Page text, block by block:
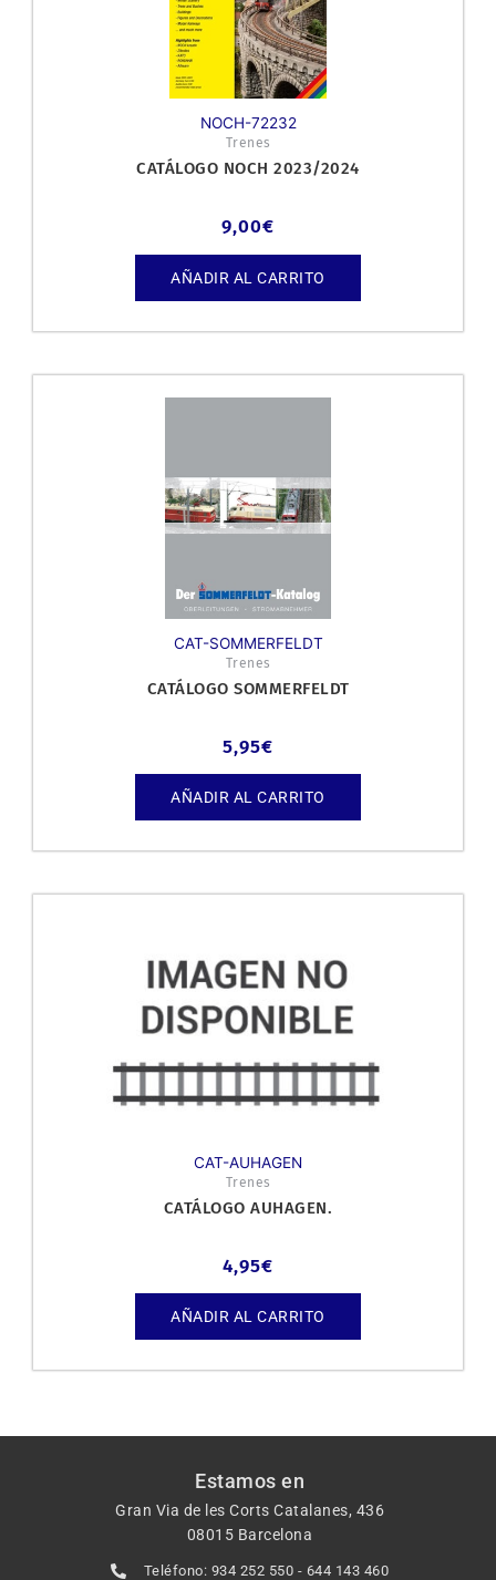
NOCH-72232
Trenes
CATÁLOGO NOCH 2023/2024
9,00€
AÑADIR AL CARRITO
CAT-SOMMERFELDT
Trenes
CATÁLOGO SOMMERFELDT
5,95€
AÑADIR AL CARRITO
CAT-AUHAGEN
Trenes
CATÁLOGO AUHAGEN.
4,95€
AÑADIR AL CARRITO
Estamos en
Gran Via de les Corts Catalanes, 436
08015 Barcelona
Teléfono: 934 252 550 - 644 143 460